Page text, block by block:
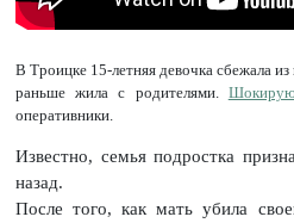
В Троицке 15-летняя девочка сбежала
раньше жила с родителями.
оперативники.
Известно, семья подростка
назад.
После того, как мать убила